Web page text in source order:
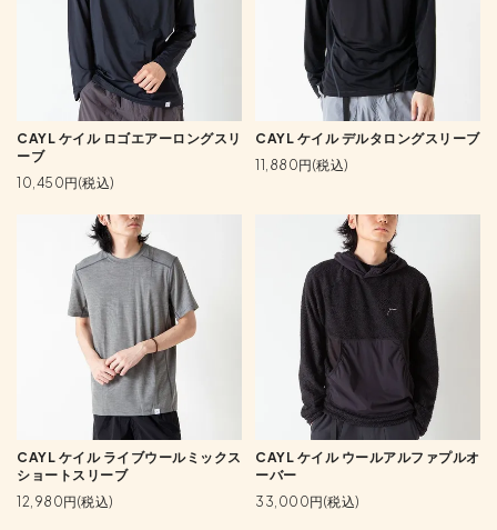
CAYL ケイル ロゴエアーロングスリ
ーブ
10,450円(税込)
CAYL ケイル デルタロングスリーブ
11,880円(税込)
CAYL ケイル ライブウールミックス
ショートスリーブ
12,980円(税込)
CAYL ケイル ウールアルファプルオ
ーバー
33,000円(税込)